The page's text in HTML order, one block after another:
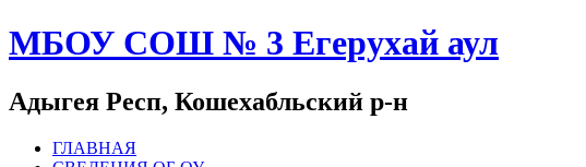
МБОУ СОШ № 3 Егерухай аул
Адыгея Респ, Кошехабльский р-н
ГЛАВНАЯ